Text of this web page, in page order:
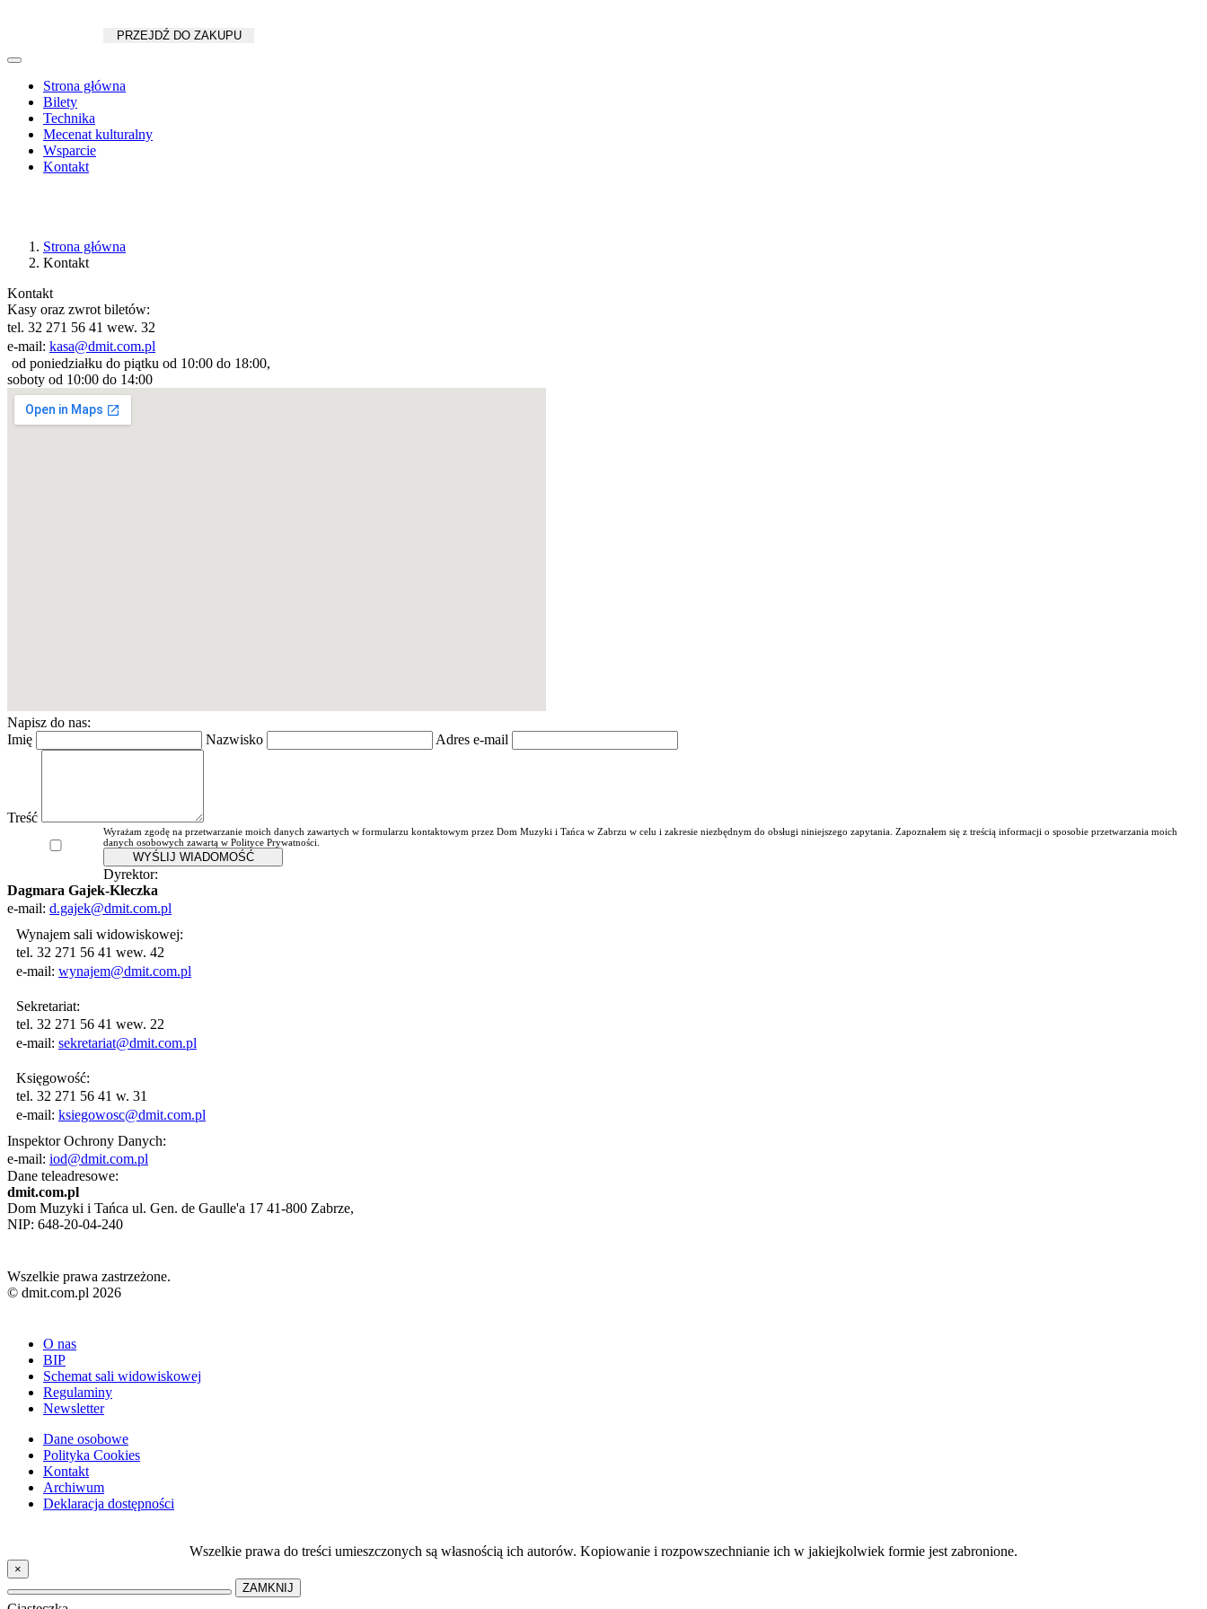
PRZEJDŹ DO ZAKUPU
Strona główna
Bilety
Technika
Mecenat kulturalny
Wsparcie
Kontakt
Strona główna
Kontakt
Kontakt
Kasy oraz zwrot biletów:
tel. 32 271 56 41 wew. 32
e-mail: kasa@dmit.com.pl
od poniedziałku do piątku od 10:00 do 18:00,
soboty od 10:00 do 14:00
Napisz do nas:
Imię
Nazwisko Adres e-mail
Treść
Wyrażam zgodę na przetwarzanie moich danych zawartych w formularzu kontaktowym przez Dom Muzyki i Tańca w Zabrzu w celu i zakresie niezbędnym do obsługi niniejszego zapytania. Zapoznałem się z treścią informacji o sposobie przetwarzania moich
danych osobowych zawartą w Polityce Prywatności.
WYŚLIJ WIADOMOŚĆ
Dyrektor:
Dagmara Gajek-Kleczka
e-mail: d.gajek@dmit.com.pl
Wynajem sali widowiskowej:
tel. 32 271 56 41 wew. 42
e-mail: wynajem@dmit.com.pl
Sekretariat:
tel. 32 271 56 41 wew. 22
e-mail: sekretariat@dmit.com.pl
Księgowość:
tel. 32 271 56 41 w. 31
e-mail: ksiegowosc@dmit.com.pl
Inspektor Ochrony Danych:
e-mail: iod@dmit.com.pl
Dane teleadresowe:
dmit.com.pl
Dom Muzyki i Tańca ul. Gen. de Gaulle'a 17 41-800 Zabrze,
NIP: 648-20-04-240
Wszelkie prawa zastrzeżone.
© dmit.com.pl 2026
O nas
BIP
Schemat sali widowiskowej
Regulaminy
Newsletter
Dane osobowe
Polityka Cookies
Kontakt
Archiwum
Deklaracja dostępności
Wszelkie prawa do treści umieszczonych są własnością ich autorów. Kopiowanie i rozpowszechnianie ich w jakiejkolwiek formie jest zabronione.
×
ZAMKNIJ